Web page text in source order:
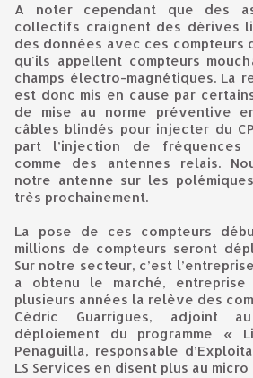
A noter cependant que des
collectifs craignent des dérives
des données avec ces compteurs
qu'ils appellent compteurs
champs électro-magnétiques. La
est donc mis en cause par
de mise au norme préventive
câbles blindés pour injecter du
part l’injection de fréquences
comme des antennes relais.
notre antenne sur les
très prochainement.
La pose de ces compteurs
millions de compteurs seront
Sur notre secteur, c’est
a obtenu le marché,
plusieurs années la relève des
Cédric Guarrigues, adjoint
déploiement du programme «
Penaguilla, responsable
LS Services en disent plus au